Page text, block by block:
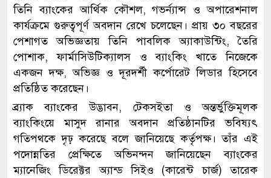
তিনি ব্যাংকের আর্থিক কৌশল, গভর্ন্যান্স ও অপারেশনাল
কার্যক্রমে গুরুত্বপূর্ণ অবদান রেখে চলেছেন। প্রায় ৩০ বছরের
পেশাগত অভিজ্ঞতায় তিনি পাবলিক অ্যাকাউন্টিং, তৈরি
পোশাক, ফার্মাসিউটিক্যালস ও ব্যাংকিং খাতে নিজেকে
একজন দক্ষ, অভিজ্ঞ ও দূরদর্শী কর্পোরেট লিডার হিসেবে
প্রতিষ্ঠিত করেছেন।
ব্র্যাক ব্যাংকের উদ্ভাবন, টেকসইতা ও অন্তর্ভুক্তিমূলক
ব্যাংকিংয়ে মাসুদ রানার অবদান প্রতিষ্ঠানটির ভবিষ্যৎ
গতিপথকে দৃঢ় করেছে বলে জানিয়েছে কর্তৃপক্ষ। তাঁর এই
পদোন্নতির প্রেক্ষিতে অভিনন্দন জানিয়েছেন ব্যাংকের
ম্যানেজিং ডিরেক্টর অ্যান্ড সিইও (কারেন্ট চার্জ) তারেক